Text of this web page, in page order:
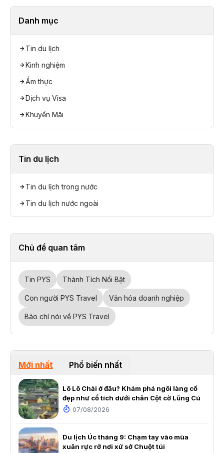
Danh mục
Tin du lịch
Kinh nghiệm
Ẩm thực
Dịch vụ Visa
Khuyến Mãi
Tin du lịch
Tin du lịch trong nước
Tin du lịch nước ngoài
Chủ đề quan tâm
Tin PYS Thành Tích Nổi Bật
Con người PYS Travel Văn hóa doanh nghiệp
Báo chí nói về PYS Travel
Mới nhất Phổ biến nhất
Lô Lô Chải ở đâu? Khám phá ngôi làng cổ
đẹp như cổ tích dưới chân Cột cờ Lũng Cú
07/08/2026
Du lịch Úc tháng 9: Chạm tay vào mùa
xuân rực rỡ nơi xứ sở Chuột túi